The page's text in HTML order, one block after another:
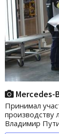
Mercedes-
Принимал
производству
Владимир